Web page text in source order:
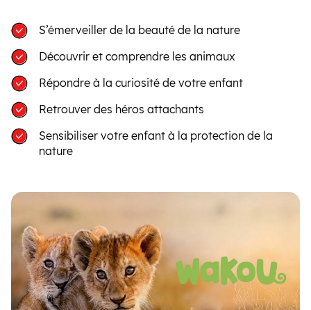
S’émerveiller de la beauté de la nature
Découvrir et comprendre les animaux
Répondre à la curiosité de votre enfant
Retrouver des héros attachants
Sensibiliser votre enfant à la protection de la
nature